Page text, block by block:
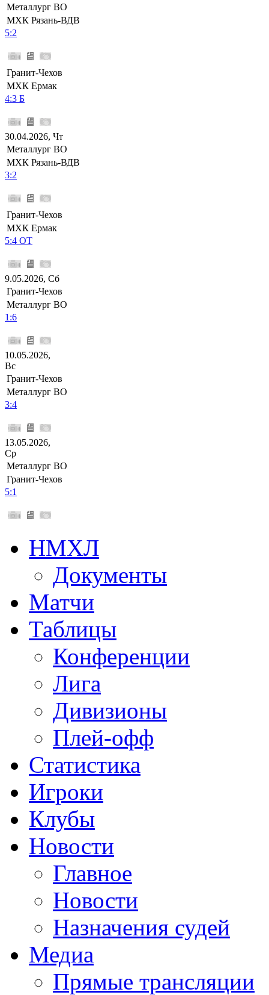
Металлург ВО
МХК Рязань-ВДВ
5:2
Гранит-Чехов
МХК Ермак
4:3 Б
30.04.2026, Чт
Металлург ВО
МХК Рязань-ВДВ
3:2
Гранит-Чехов
МХК Ермак
5:4 ОТ
9.05.2026, Сб
Гранит-Чехов
Металлург ВО
1:6
10.05.2026,
Вс
Гранит-Чехов
Металлург ВО
3:4
13.05.2026,
Ср
Металлург ВО
Гранит-Чехов
5:1
НМХЛ
Документы
Матчи
Таблицы
Конференции
Лига
Дивизионы
Плей-офф
Статистика
Игроки
Клубы
Новости
Главное
Новости
Назначения судей
Медиа
Прямые трансляции